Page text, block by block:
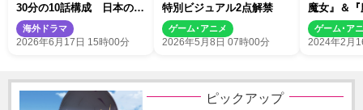
30分の10話構成 日本の
KADOKAWAとタッグ
海外ドラマ
2026年6月17日 15時00分
特別ビジュアル2点解禁
ゲーム･アニメ
2026年5月8日 07時00分
魔女』＆
春の魔女ま
ゲーム･ア
2024年2月
ピックアップ